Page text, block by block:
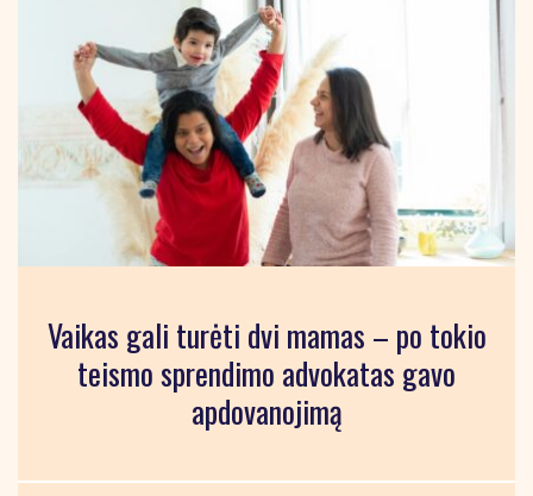
Vaikas gali turėti dvi mamas – po tokio
teismo sprendimo advokatas gavo
apdovanojimą